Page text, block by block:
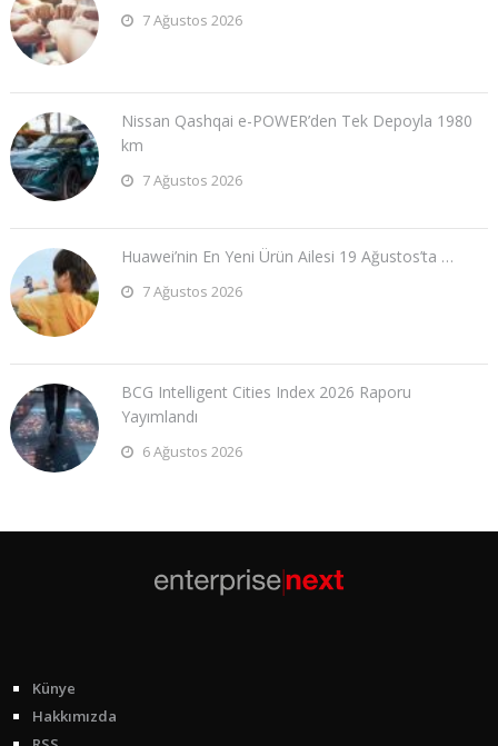
7 Ağustos 2026
Nissan Qashqai e-POWER’den Tek Depoyla 1980
km
7 Ağustos 2026
Huawei’nin En Yeni Ürün Ailesi 19 Ağustos’ta …
7 Ağustos 2026
BCG Intelligent Cities Index 2026 Raporu
Yayımlandı
6 Ağustos 2026
Künye
Hakkımızda